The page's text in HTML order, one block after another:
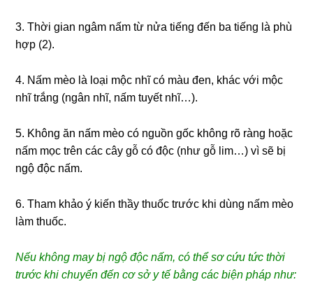
3. Thời gian ngâm nấm từ nửa tiếng đến ba tiếng là phù
hợp (2).
4. Nấm mèo là loại mộc nhĩ có màu đen, khác với mộc
nhĩ trắng (ngân nhĩ, nấm tuyết nhĩ…).
5. Không ăn nấm mèo có nguồn gốc không rõ ràng hoặc
nấm mọc trên các cây gỗ có độc (như gỗ lim…) vì sẽ bị
ngộ độc nấm.
6. Tham khảo ý kiến thầy thuốc trước khi dùng nấm mèo
làm thuốc.
Nếu không may bị ngộ độc nấm, có thể sơ cứu tức thời
trước khi chuyển đến cơ sở y tế bằng các biện pháp như: